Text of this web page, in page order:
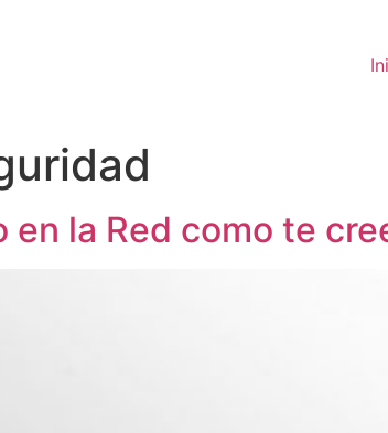
en la Red como te